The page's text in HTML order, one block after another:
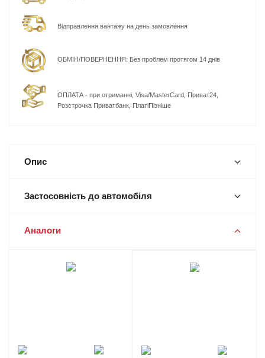
Відправлення вантажу на день замовлення
ОБМІН/ПОВЕРНЕННЯ: Без проблем протягом 14 днів
ОПЛАТА - при отриманні, Visa/MasterCard, Приват24,
Розстрочка Приватбанк, ПлатіПізніше
Опис
Застосовність до автомобіля
Аналоги